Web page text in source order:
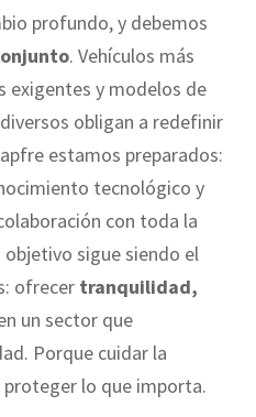
profundo, y debemos
. Vehículos más
exigentes y modelos de
obligan a redefinir
estamos preparados:
tecnológico y
con toda la
sigue siendo el
ofrecer tranquilidad,
un sector que
Porque cuidar la
proteger lo que importa.